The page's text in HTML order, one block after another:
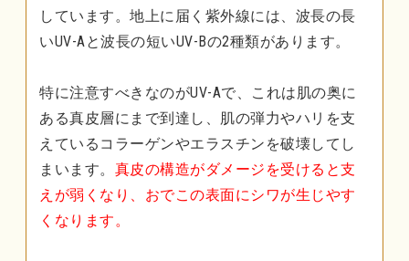
しています。地上に届く紫外線には、波長の長
いUV-Aと波長の短いUV-Bの2種類があります。
特に注意すべきなのがUV-Aで、これは肌の奥に
ある真皮層にまで到達し、肌の弾力やハリを支
えているコラーゲンやエラスチンを破壊してし
まいます。 真皮の構造がダメージを受けると支
えが弱くなり、おでこの表面にシワが生じやす
くなります。